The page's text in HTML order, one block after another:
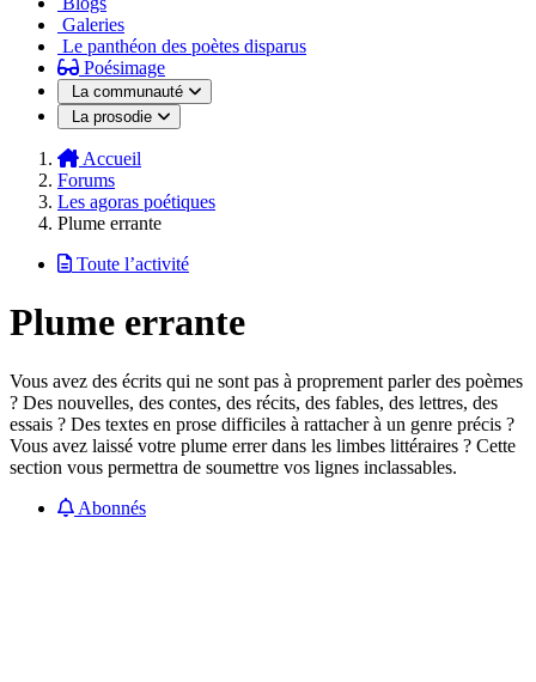
Galeries
Le panthéon des poètes disparus
Poésimage
La communauté
La prosodie
Accueil
Forums
Les agoras poétiques
Plume errante
Toute l’activité
Plume errante
Vous avez des écrits qui ne sont pas à proprement parler des poèmes
? Des nouvelles, des contes, des récits, des fables, des lettres, des
essais ? Des textes en prose difficiles à rattacher à un genre précis ?
Vous avez laissé votre plume errer dans les limbes littéraires ? Cette
section vous permettra de soumettre vos lignes inclassables.
Abonnés